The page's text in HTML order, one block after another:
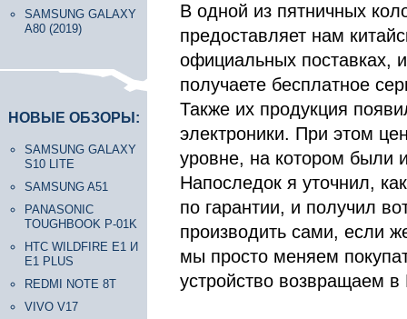
SAMSUNG GALAXY
A80 (2019)
НОВЫЕ ОБЗОРЫ:
SAMSUNG GALAXY
S10 LITE
SAMSUNG A51
PANASONIC
TOUGHBOOK P-01K
HTC WILDFIRE E1 И
E1 PLUS
REDMI NOTE 8T
VIVO V17
В одной из пятничных
предоставляет нам
официальных поставках,
получаете бесплатное
Также их продукция
электроники. При этом
уровне, на котором были
Напоследок я уточнил,
по гарантии, и получил
производить сами, если
мы просто меняем
устройство возвращаем в